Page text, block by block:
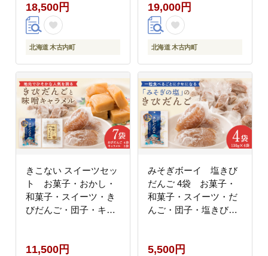
18,500円
北海道 木古内町
チーノパスタ）
19,000円
北海道 木古内町
きこない スイーツセッ
ト お菓子・おかし・
和菓子・スイーツ・き
びだんご・団子・キャ
11,500円
みそぎボーイ 塩きび
だんご 4袋 お菓子・
和菓子・スイーツ・だ
んご・団子・塩きびだ
5,500円